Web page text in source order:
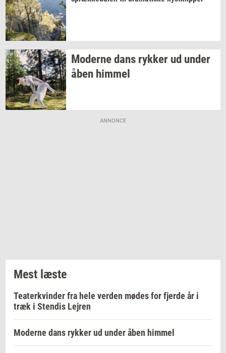
Mo­der­ne dans ryk­ker ud under
åben him­mel
ANNONCE
Mest læste
Teaterkvinder fra hele verden mødes for fjerde år i
træk i Stendis Lejren
Moderne dans rykker ud under åben himmel